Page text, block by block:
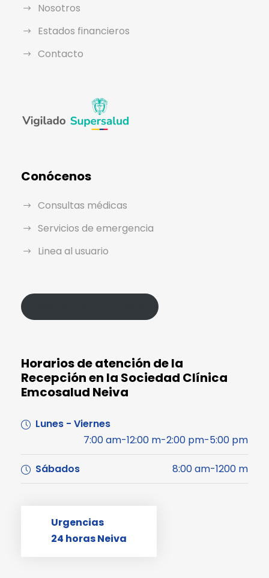
Nosotros
Estados financieros
Contacto
Conócenos
Consultas médicas
Servicios de emergencia
Linea al usuario
Horarios de atención de la
Recepción en la Sociedad Clínica
Emcosalud Neiva
Lunes - Viernes
7:00 am-12:00 m-2:00 pm-5:00 pm
Sábados 8:00 am-1200 m
Urgencias
24 horas Neiva